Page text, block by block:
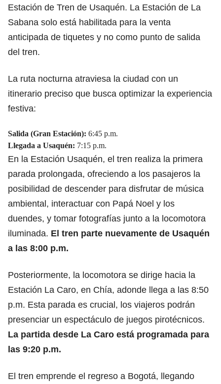
Estación de Tren de Usaquén. La Estación de La
Sabana solo está habilitada para la venta
anticipada de tiquetes y no como punto de salida
del tren.
La ruta nocturna atraviesa la ciudad con un
itinerario preciso que busca optimizar la experiencia
festiva:
Salida (Gran Estación): 6:45 p.m.
Llegada a Usaquén: 7:15 p.m.
En la Estación Usaquén, el tren realiza la primera
parada prolongada, ofreciendo a los pasajeros la
posibilidad de descender para disfrutar de música
ambiental, interactuar con Papá Noel y los
duendes, y tomar fotografías junto a la locomotora
iluminada. El tren parte nuevamente de Usaquén
a las 8:00 p.m.
Posteriormente, la locomotora se dirige hacia la
Estación La Caro, en Chía, adonde llega a las 8:50
p.m. Esta parada es crucial, los viajeros podrán
presenciar un espectáculo de juegos pirotécnicos.
La partida desde La Caro está programada para
las 9:20 p.m.
El tren emprende el regreso a Bogotá, llegando